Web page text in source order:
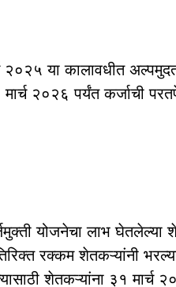
या कालावधीत
२०२६ पर्यंत कर्जाची
योजनेचा लाभ घेतलेल्या
रक्कम शेतकऱ्यांनी
शेतकऱ्यांना ३१ मार्च